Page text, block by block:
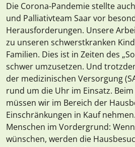
Die Corona-Pandemie stellte
und Palliativteam Saar vor
Herausforderungen. Unsere
zu unseren schwerstkranken
Familien. Dies ist in Zeiten des
schwer umzusetzen. Und
der medizinischen Versorgung
rund um die Uhr im Einsatz.
müssen wir im Bereich der
Einschränkungen in Kauf
Menschen im Vordergrund:
wünschen, werden die